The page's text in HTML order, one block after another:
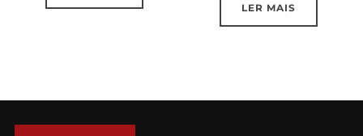
LER MAIS